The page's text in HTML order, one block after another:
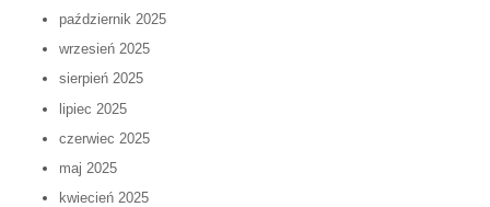
październik 2025
wrzesień 2025
sierpień 2025
lipiec 2025
czerwiec 2025
maj 2025
kwiecień 2025